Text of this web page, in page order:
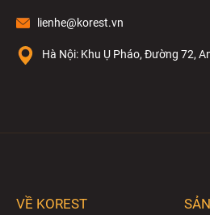
lienhe@korest.vn
Hà Nội: Khu Ụ Pháo, Đường 72,
VỀ KOREST